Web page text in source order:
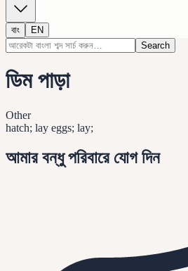
বাং
EN
Search
ডিম পাড়া
Other
hatch; lay eggs; lay;
আমার বন্ধু পরিবারে যোগ দিন